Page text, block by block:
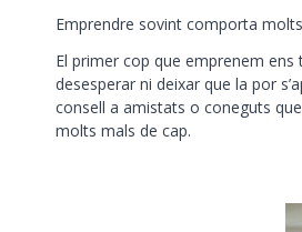
Emprendre sovint comporta
El primer cop que emprenem
desesperar ni deixar que la por
consell a amistats o coneguts
molts mals de cap.